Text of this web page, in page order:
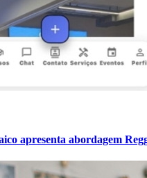
apresenta abordagem